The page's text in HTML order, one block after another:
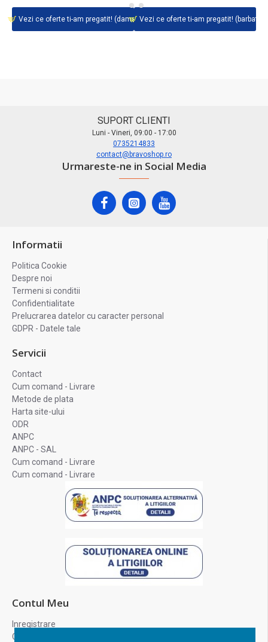
Vezi ce oferte ti-am pregatit! (dama} Vezi ce oferte ti-am pregatit! (barbati}
SUPORT CLIENTI
Luni - Vineri, 09:00 - 17:00
0735214833
contact@bravoshop.ro
Urmareste-ne in Social Media
Informatii
Politica Cookie
Despre noi
Termeni si conditii
Confidentialitate
Prelucrarea datelor cu caracter personal
GDPR - Datele tale
Servicii
Contact
Cum comand - Livrare
Metode de plata
Harta site-ului
ODR
ANPC
ANPC - SAL
Cum comand - Livrare
Cum comand - Livrare
Contul Meu
Inregistrare
Contul meu